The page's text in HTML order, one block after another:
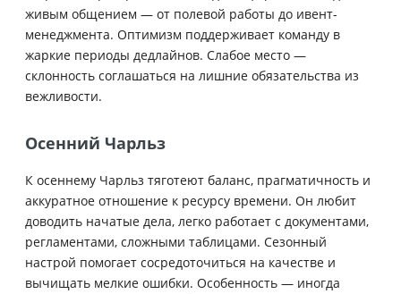
живым общением — от полевой работы до ивент-
менеджмента. Оптимизм поддерживает команду в
жаркие периоды дедлайнов. Слабое место —
склонность соглашаться на лишние обязательства из
вежливости.
Осенний Чарльз
К осеннему Чарльз тяготеют баланс, прагматичность и
аккуратное отношение к ресурсу времени. Он любит
доводить начатые дела, легко работает с документами,
регламентами, сложными таблицами. Сезонный
настрой помогает сосредоточиться на качестве и
вычищать мелкие ошибки. Особенность — иногда